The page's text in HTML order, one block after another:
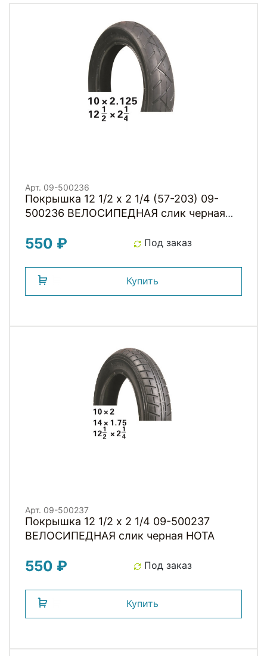
Арт. 09-500236
Покрышка 12 1/2 х 2 1/4 (57-203) 09-
500236 ВЕЛОСИПЕДНАЯ слик черная
550 ₽ Под заказ
Купить
Арт. 09-500237
Покрышка 12 1/2 х 2 1/4 09-500237
ВЕЛОСИПЕДНАЯ слик черная HOTA
550 ₽ Под заказ
Купить